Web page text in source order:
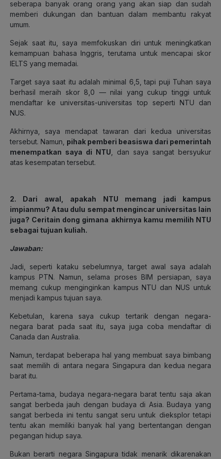
seberapa banyak orang orang yang akan siap dan sudah
memberi dukungan dan bantuan dalam membantu rakyat
umum.
Sejak saat itu, saya memfokuskan diri untuk meningkatkan
kemampuan bahasa Inggris, terutama untuk mencapai skor
IELTS yang memadai.
Target saya saat itu adalah minimal 6,5, tapi puji Tuhan saya
berhasil meraih skor 8,0 — nilai yang cukup tinggi untuk
mendaftar ke universitas-universitas top seperti NTU dan
NUS.
Akhirnya, saya mendapat tawaran dari kedua universitas
tersebut. Namun, pihak pemberi beasiswa dari pemerintah
menempatkan saya di NTU , dan saya sangat bersyukur
atas kesempatan tersebut.
2. Dari awal, apakah NTU memang jadi kampus
impianmu? Atau dulu sempat mengincar universitas lain
juga? Ceritain dong gimana akhirnya kamu memilih NTU
sebagai tujuan kuliah.
Jawaban:
Jadi, seperti kataku sebelumnya, target awal saya adalah
kampus PTN. Namun, selama proses BIM persiapan, saya
memang cukup menginginkan kampus NTU dan NUS untuk
menjadi kampus tujuan saya.
Kebetulan, karena saya cukup tertarik dengan negara-
negara barat pada saat itu, saya juga coba mendaftar di
Canada dan Australia.
Namun, terdapat beberapa hal yang membuat saya bimbang
saat memilih di antara negara Singapura dan kedua negara
barat itu.
Pertama-tama, budaya negara-negara barat tentu saja akan
sangat berbeda jauh dengan budaya di Asia. Budaya yang
sangat berbeda ini tentu sangat seru untuk dieksplor tetapi
tentu akan memiliki banyak hal yang bertentangan dengan
pegangan hidup saya.
Bukan berarti negara Singapura tidak menarik dikarenakan